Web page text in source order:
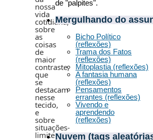
nossa
vida
cotidiana,
sobre
as
coisas
de
maior
contraste,
que
se
destacam
nesse
tecido,
e
sobre
situações-
limite
de "palpites".
Mergulhando do
Bicho Político
(reflexões)
Trama dos Fatos
(reflexões)
Mitoplastia (reflexões)
A fantasia humana
(reflexões)
Pensamentos
errantes (reflexões)
Vivendo e
aprendendo
(reflexões)
Nuvem (tags